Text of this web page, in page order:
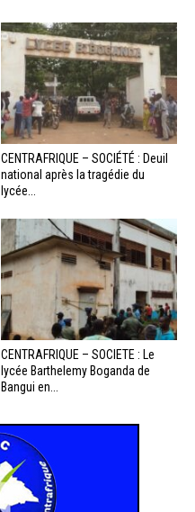
CENTRAFRIQUE – SOCIÉTÉ : Deuil
national après la tragédie du
lycée...
CENTRAFRIQUE – SOCIETE : Le
lycée Barthelemy Boganda de
Bangui en...